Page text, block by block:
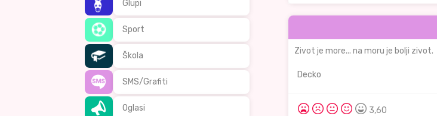
Glupi
Sport
Škola
SMS/Grafiti
Oglasi
Zivot je more... na moru je bolji zivot.
Decko
3,60